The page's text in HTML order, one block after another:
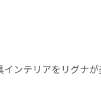
ンテリアをリグナ